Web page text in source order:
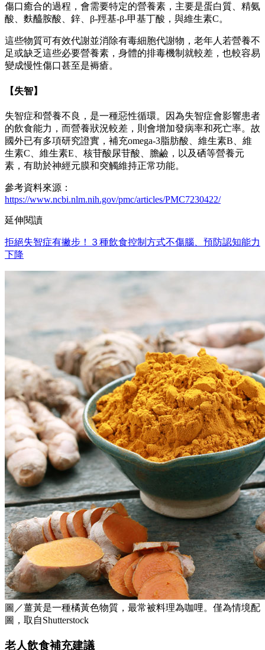
傷口癒合的過程，會需要特定的營養素，主要是蛋白質、精氨
酸、麩醯胺酸、鋅、β-羥基-β-甲基丁酸，與維生素C。
這些物質可有效代謝並消除有毒細胞代謝物，老年人若營養不
足或缺乏這些必要營養素，身體的排毒機制就較差，也較容易
變成慢性傷口甚至是褥瘡。
【失智】
失智症和營養不良，是一種惡性循環。因為失智症會影響患者
的飲食能力，而營養狀況較差，則會增加發病率和死亡率。故
國外已有多項研究證實，補充omega-3脂肪酸、維生素B、維
生素C、維生素E、核苷酸尿苷酸、膽鹼，以及硒等營養元
素，有助於神經元膜和突觸維持正常功能。
參考資料來源：
https://www.ncbi.nlm.nih.gov/pmc/articles/PMC7230422/
延伸閱讀
拒絕失智症有撇步！３種飲食控制方式不傷腦、預防認知能力
下降
圖／薑黃是一種橘黃色物質，最常被料理為咖哩。僅為情境配
圖，取自Shutterstock
老人飲食補充建議